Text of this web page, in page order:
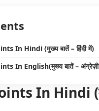
In Hindi (मुख्य बातें – हिंदी में)
In English(मुख्य बातें –
In Hindi